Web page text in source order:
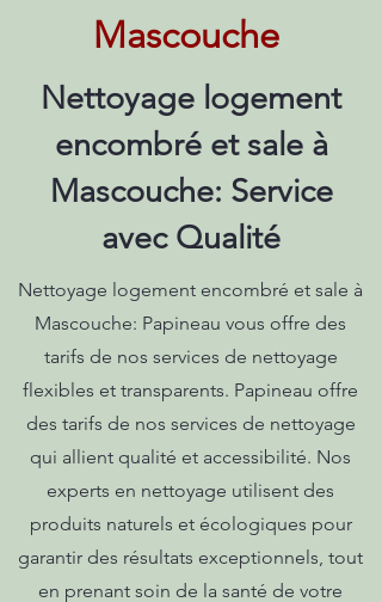
Mascouche
Nettoyage logement
encombré et sale à
Mascouche: Service
avec Qualité
Nettoyage logement encombré et sale à
Mascouche: Papineau vous offre des
tarifs de nos services de nettoyage
flexibles et transparents. Papineau offre
des tarifs de nos services de nettoyage
qui allient qualité et accessibilité. Nos
experts en nettoyage utilisent des
produits naturels et écologiques pour
garantir des résultats exceptionnels, tout
en prenant soin de la santé de votre